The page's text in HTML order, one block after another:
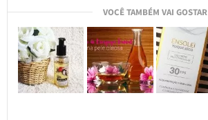
VOCÊ TAMBÉM VAI GOSTAR